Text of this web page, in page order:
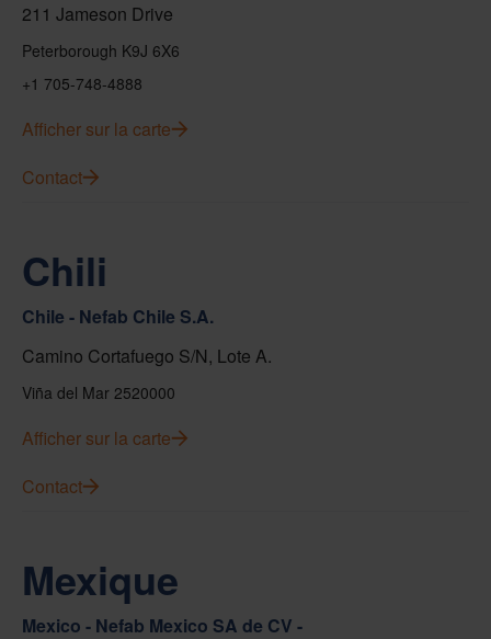
211 Jameson Drive
Peterborough K9J 6X6
+1 705-748-4888
Afficher sur la carte
Contact
Chili
Chile - Nefab Chile S.A.
Camino Cortafuego S/N, Lote A.
Viña del Mar 2520000
Afficher sur la carte
Contact
Mexique
Mexico - Nefab Mexico SA de CV -